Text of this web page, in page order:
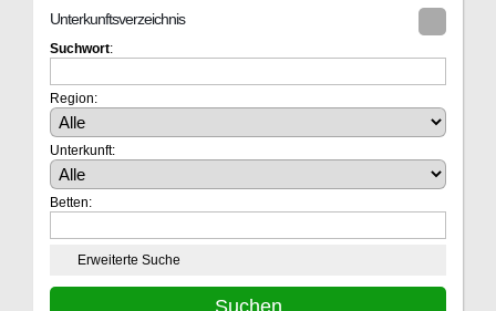
Unterkunftsverzeichnis
Suchwort:
Region:
Unterkunft:
Betten:
Erweiterte Suche